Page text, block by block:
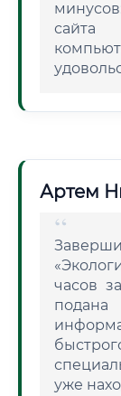
сайта
Артем
часов
уже